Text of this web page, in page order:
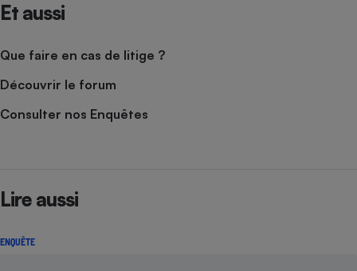
Et aussi
Que faire en cas de litige ?
Découvrir le forum
Consulter nos Enquêtes
Lire aussi
ENQUÊTE